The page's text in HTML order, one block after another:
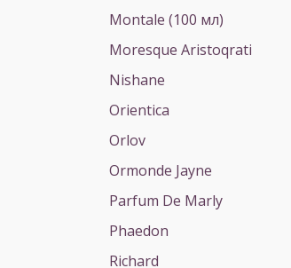
Montale (100 мл)
Moresque Aristoqrati
Nishane
Orientica
Orlov
Ormonde Jayne
Parfum De Marly
Phaedon
Richard